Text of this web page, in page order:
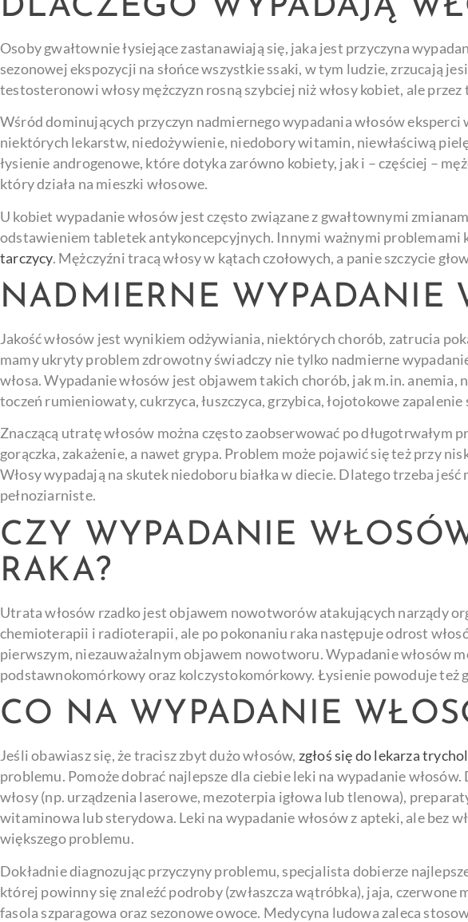
DLACZEGO WYPADAJĄ
Osoby gwałtownie łysiejące zastanawiają się, jaka jest przyczyna
sezonowej ekspozycji na słońce wszystkie ssaki, w tym ludzie, zrzucają
testosteronowi włosy mężczyzn rosną szybciej niż włosy kobiet, ale
Wśród dominujących przyczyn nadmiernego wypadania włosów
niektórych lekarstw, niedożywienie, niedobory witamin, niewłaściwą
łysienie androgenowe, które dotyka zarówno kobiety, jak i – częściej –
który działa na mieszki włosowe.
U kobiet wypadanie włosów jest często związane z gwałtownymi
odstawieniem tabletek antykoncepcyjnych. Innymi ważnymi problemami
tarczycy. Mężczyźni tracą włosy w kątach czołowych, a panie szczycie
NADMIERNE WYPADANIE
Jakość włosów jest wynikiem odżywiania, niektórych chorób, zatrucia
mamy ukryty problem zdrowotny świadczy nie tylko nadmierne
włosa. Wypadanie włosów jest objawem takich chorób, jak m.in.
toczeń rumieniowaty, cukrzyca, łuszczyca, grzybica, łojotokowe zapalenie
Znaczącą utratę włosów można często zaobserwować po długotrwałym
gorączka, zakażenie, a nawet grypa. Problem może pojawić się też przy
Włosy wypadają na skutek niedoboru białka w diecie. Dlatego trzeba
pełnoziarniste.
CZY WYPADANIE
RAKA?
Utrata włosów rzadko jest objawem nowotworów atakujących narządy
chemioterapii i radioterapii, ale po pokonaniu raka następuje odrost
pierwszym, niezauważalnym objawem nowotworu. Wypadanie włosów
podstawnokomórkowy oraz kolczystokomórkowy. Łysienie powoduje też
CO NA WYPADANIE
Jeśli obawiasz się, że tracisz zbyt dużo włosów, zgłoś się do lekarza
problemu. Pomoże dobrać najlepsze dla ciebie leki na wypadanie
włosy (np. urządzenia laserowe, mezoterpia igłowa lub tlenowa),
witaminowa lub sterydowa. Leki na wypadanie włosów z apteki, ale bez
większego problemu.
Dokładnie diagnozując przyczyny problemu, specjalista dobierze
której powinny się znaleźć podroby (zwłaszcza wątróbka), jaja, czerwone
fasola szparagowa oraz sezonowe owoce. Medycyna ludowa zaleca